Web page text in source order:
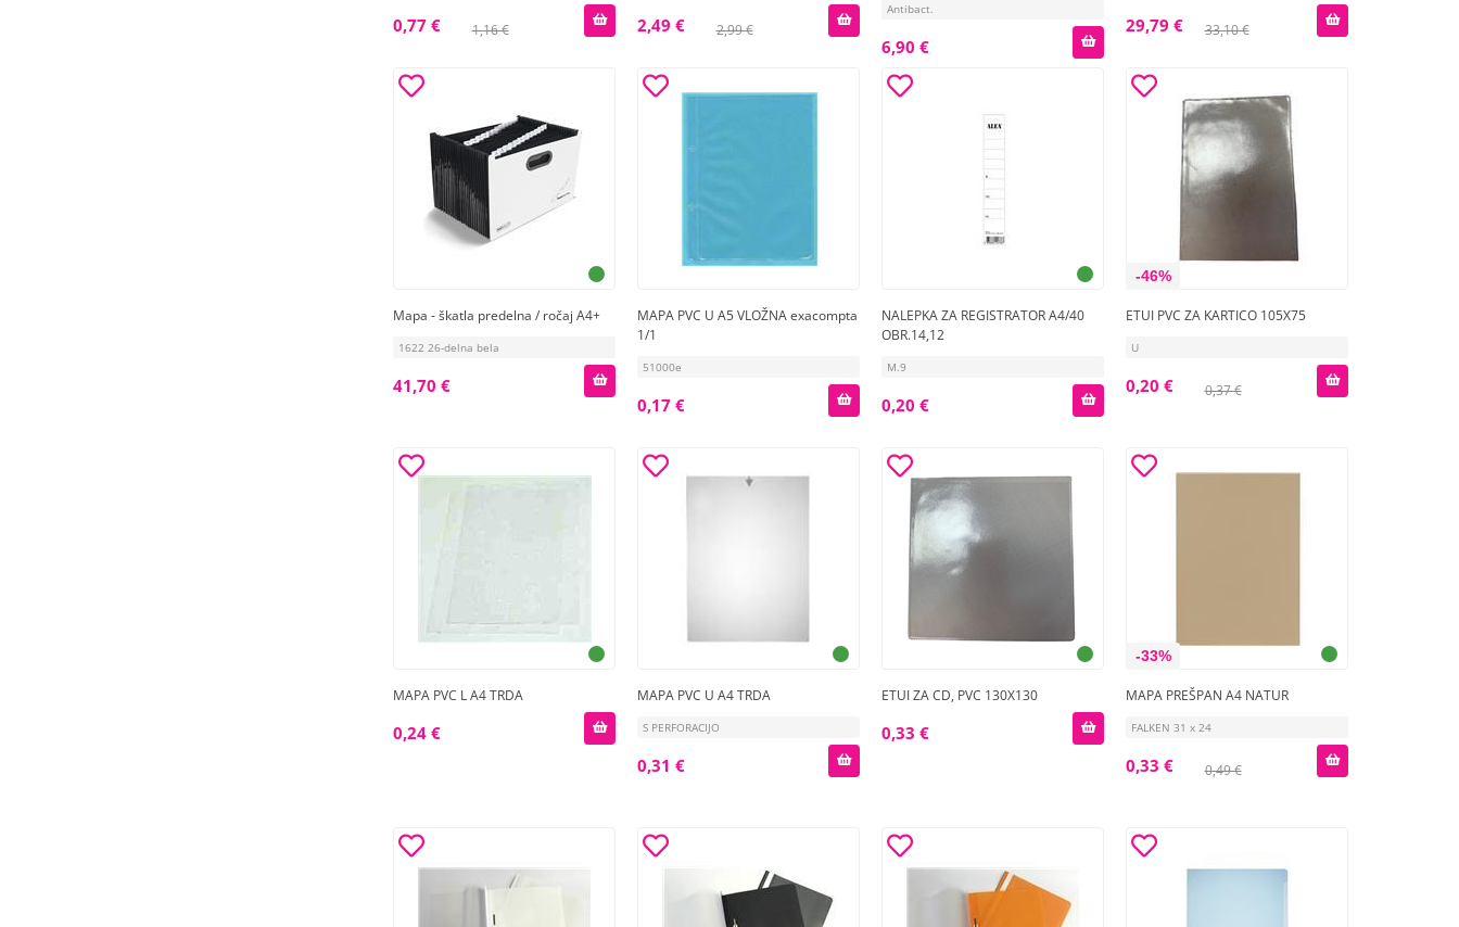
1,16 €
0,77 € 2,99 €
2,49 €
Antibact.
6,90 €
33,10 €
29,79 €
Mapa - škatla predelna / ročaj A4+
1622 26-delna bela
41,70 €
MAPA PVC U A5 VLOŽNA exacompta
1/1
51000e
0,17 €
NALEPKA ZA REGISTRATOR A4/40
OBR.14,12
M.9
0,20 €
-46%
ETUI PVC ZA KARTICO 105X75
U
0,37 €
0,20 €
MAPA PVC L A4 TRDA
0,24 €
MAPA PVC U A4 TRDA
S PERFORACIJO
0,31 €
ETUI ZA CD, PVC 130X130
0,33 €
-33%
MAPA PREŠPAN A4 NATUR
FALKEN 31 x 24
0,49 €
0,33 €